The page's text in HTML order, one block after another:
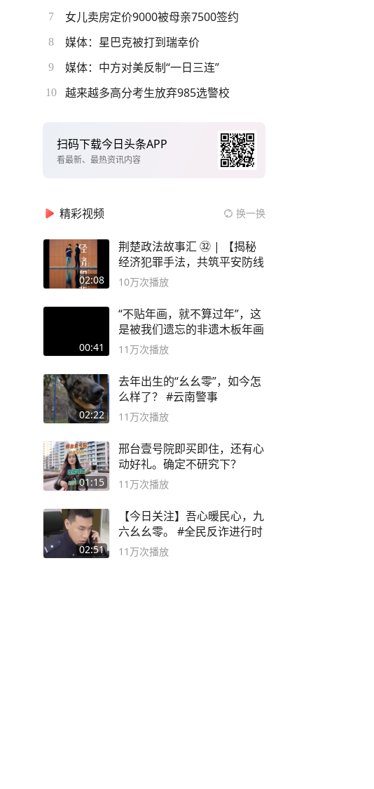
7 女儿卖房定价9000被母亲7500签约
8 媒体：星巴克被打到瑞幸价
9 媒体：中方对美反制“一日三连”
10 越来越多高分考生放弃985选警校
扫码下载今日头条APP
看最新、最热资讯内容
精彩视频 换一换
02:08
荆楚政法故事汇 ㉜ | 【揭秘
经济犯罪手法，共筑平安防线
10万次播放
00:41
“不贴年画，就不算过年”，这
是被我们遗忘的非遗木板年画
11万次播放
02:22
去年出生的“幺幺零”，如今怎
么样了？ #云南警事
11万次播放
01:15
邢台壹号院即买即住，还有心
动好礼。确定不研究下？
11万次播放
02:51
【今日关注】吾心暖民心，九
六幺幺零。 #全民反诈进行时
11万次播放